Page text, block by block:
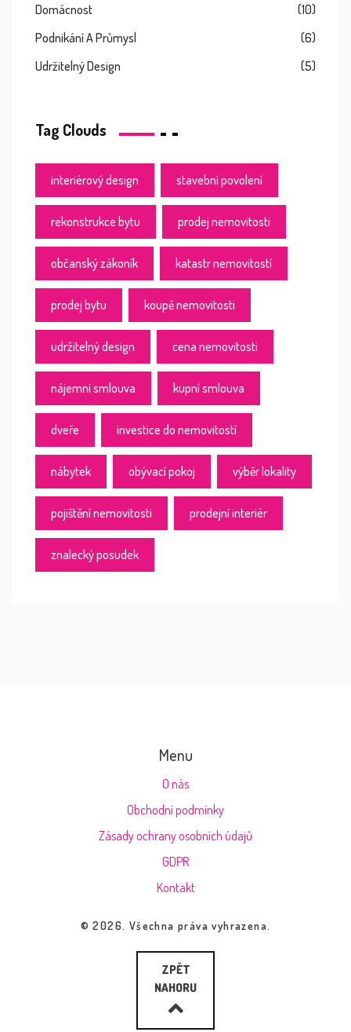
Domácnost
(10)
Podnikání A Průmysl
(6)
Udržitelný Design
(5)
Tag Clouds
interiérový design stavební povolení
rekonstrukce bytu prodej nemovitosti
občanský zákoník katastr nemovitostí
prodej bytu koupě nemovitosti
udržitelný design cena nemovitosti
nájemní smlouva kupní smlouva
dveře investice do nemovitostí
nábytek obývací pokoj výběr lokality
pojištění nemovitosti prodejní interiér
znalecký posudek
Menu
O nás
Obchodní podmínky
Zásady ochrany osobních údajů
GDPR
Kontakt
© 2026. Všechna práva vyhrazena.
ZPĚT
NAHORU